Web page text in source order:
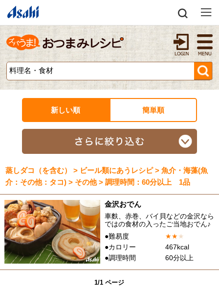
新しい順 簡単順
蒸しダコ（を含む） > ビール類にあうレシピ > 魚介・海藻(魚
介：その他：タコ) > その他 > 調理時間：60分以上 1品
金沢おでん
車麩、赤巻、バイ貝などの金沢なら
ではの食材の入ったご当地おでん♪
●難易度
★★★
●カロリー
467kcal
●調理時間
60分以上
1/1 ページ